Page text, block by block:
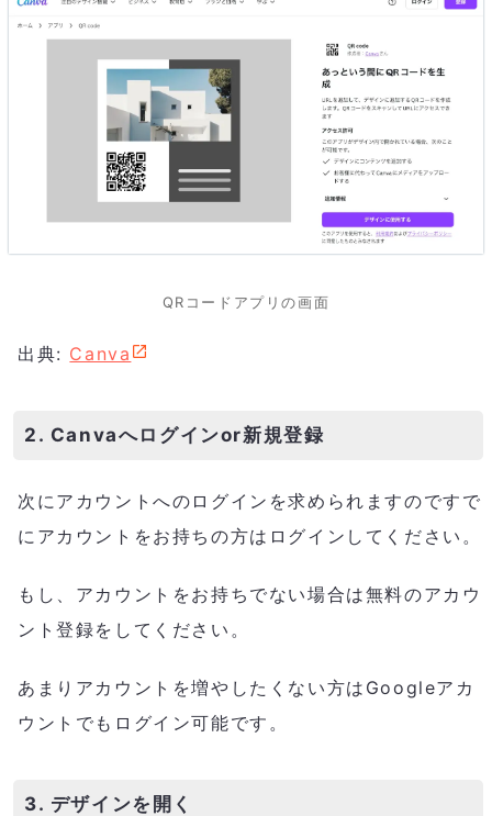
QRコードアプリの画面
出典: Canva
2. Canvaへログインor新規登録
次にアカウントへのログインを求められますのですで
にアカウントをお持ちの方はログインしてください。
もし、アカウントをお持ちでない場合は無料のアカウ
ント登録をしてください。
あまりアカウントを増やしたくない方はGoogleアカ
ウントでもログイン可能です。
3. デザインを開く